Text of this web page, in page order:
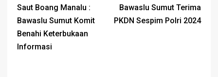
Saut Boang Manalu :
Bawaslu Sumut Komit
Benahi Keterbukaan
Informasi
Bawaslu Sumut Terima
PKDN Sespim Polri 2024